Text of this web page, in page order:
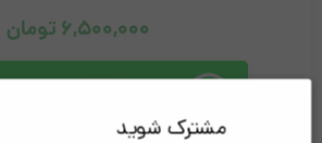
6,500,000 تومان
مشترک شوید